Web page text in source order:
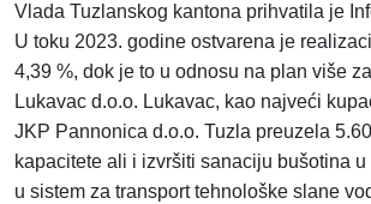
Vlada Tuzlanskog kantona prihvatila je
U toku 2023. godine ostvarena je
4,39 %, dok je to u odnosu na plan više
Lukavac d.o.o. Lukavac, kao najveći
JKP Pannonica d.o.o. Tuzla preuzela
kapacitete ali i izvršiti sanaciju bušotina
u sistem za transport tehnološke slane